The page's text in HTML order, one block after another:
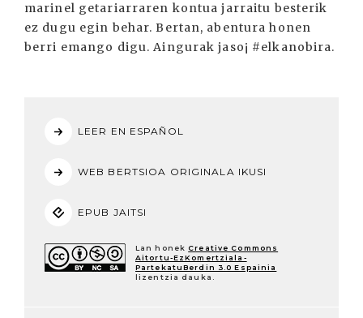
marinel getariarraren kontua jarraitu besterik
ez dugu egin behar. Bertan, abentura honen
berri emango digu. Aingurak jaso¡ #elkanobira.
LEER EN ESPAÑOL
WEB BERTSIOA ORIGINALA IKUSI
EPUB JAITSI
Lan honek Creative Commons
Aitortu-EzKomertziala-
PartekatuBerdin 3.0 Espainia
lizentzia dauka.